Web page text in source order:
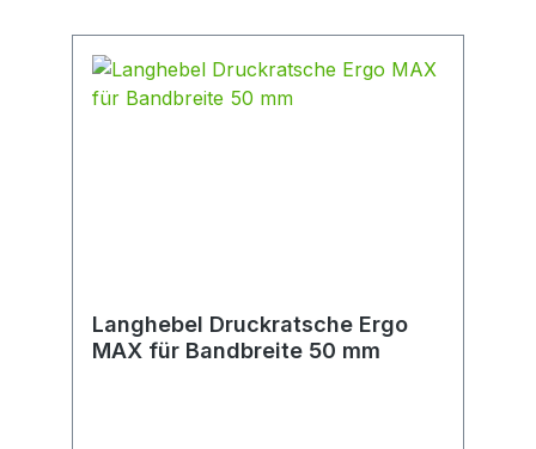
Langhebel Druckratsche Ergo
MAX für Bandbreite 50 mm